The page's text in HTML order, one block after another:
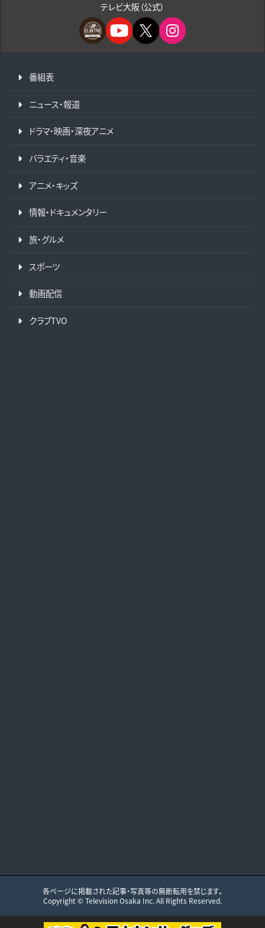
テレビ大阪（公式）
番組表
ニュース・報道
ドラマ・映画・深夜アニメ
バラエティ・音楽
アニメ・キッズ
情報・ドキュメンタリー
旅・グルメ
スポーツ
動画配信
クラブTVO
各ページに掲載された記事・写真等の無断転用を禁じます。
Copyright ©Television Osaka Inc. All Rights Reserved.